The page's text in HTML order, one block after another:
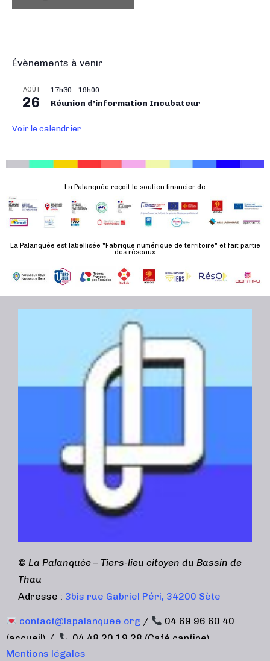
i
v
e
e
n
t
Évènements à venir
AOÛT
26
17h30 - 19h00
Réunion d’information Incubateur
Voir le calendrier
La Palanquée reçoit le soutien financier de
La Palanquée est labellisée "Fabrique numérique de territoire" et fait partie
des réseaux
© La Palanquée – Tiers-lieu citoyen du Bassin de
Thau
Adresse : 3bis rue Gabriel Péri, 34200 Sète
contact@lapalanquee.org /
04 69 96 60 40
(accueil) /
04 48 20 19 28 (Café cantine)
Mentions légales